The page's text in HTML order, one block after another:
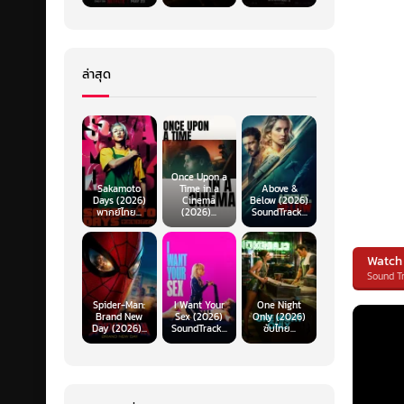
Watch
Sound
ล่าสุด
Sakamoto
Days (2026)
พากย์ไทย...
Once Upon a
Time in a
Cinema
(2026)...
Above &
Below (2026)
SoundTrack...
Spider-Man:
Brand New
Day (2026)...
I Want Your
Sex (2026)
SoundTrack...
One Night
Only (2026)
ซับไทย...